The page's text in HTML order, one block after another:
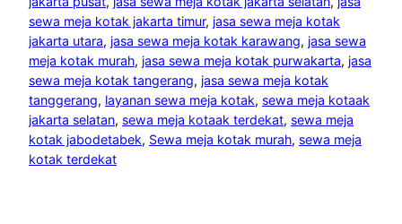
sewa meja kotak jakarta timur, jasa sewa meja kotak
jakarta utara, jasa sewa meja kotak karawang, jasa sewa
meja kotak murah, jasa sewa meja kotak purwakarta, jasa
sewa meja kotak tangerang, jasa sewa meja kotak
tanggerang, layanan sewa meja kotak, sewa meja kotaak
jakarta selatan, sewa meja kotaak terdekat, sewa meja
kotak jabodetabek, Sewa meja kotak murah, sewa meja
kotak terdekat